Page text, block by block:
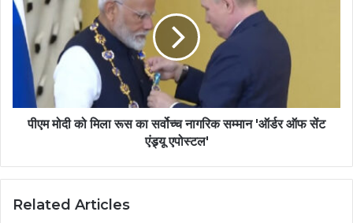
पीएम मोदी को मिला रूस का सर्वोच्च नागरिक सम्मान 'ऑर्डर ऑफ सेंट
एंड्र्यू एपोस्टल'
Related Articles